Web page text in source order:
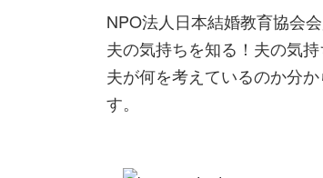
NPO法人日本結婚教育協会
夫の気持ちを知る！夫の気
夫が何を考えているのか分
す。